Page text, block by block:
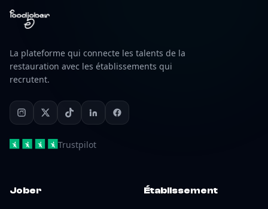
La plateforme qui connecte les talents de la
restauration avec les établissements qui
recrutent.
Trustpilot
Jober Établissement